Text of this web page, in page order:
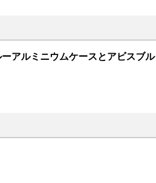
アルミニウムケースとアビスブル